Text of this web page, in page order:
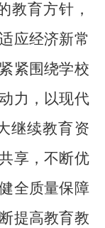
教育方针，
应经济新常
紧围绕学校
力，以现代
继续教育资
享，不断优
全质量保障
提高教育教